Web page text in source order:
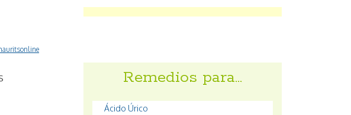
Remedios para…
Ácido Úrico